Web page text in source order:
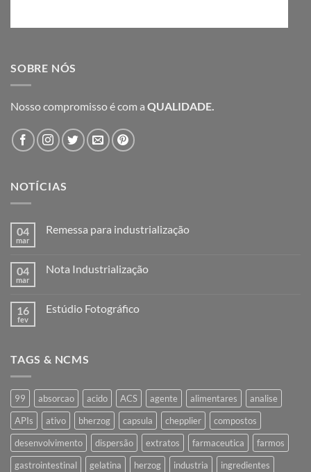
SOBRE NÓS
Nosso compromisso é com a QUALIDADE.
NOTÍCIAS
04
mar
Remessa para industrialização
Remessa
04
mar
Nota Industrialização
Nota
16
fev
Estúdio Fotográfico
Fotográfico
TAGS & NCMS
99 absorcao acido ACS agente alimentares
analise
APIs
ativo bherzog capsula chepplier
compostos
desenvolvimento
dispersão extratos farmaceutica
farmos
gastrointestinal
gelatina herzog industria ingredientes